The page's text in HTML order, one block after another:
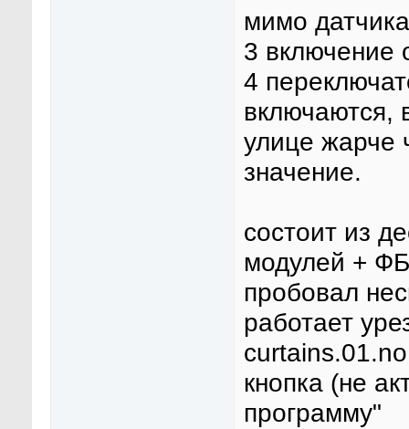
мимо
3 включение
4
включаются,
улице жарче
значение.
состоит из
модулей +
пробовал
работает
кнопка (не
программу"